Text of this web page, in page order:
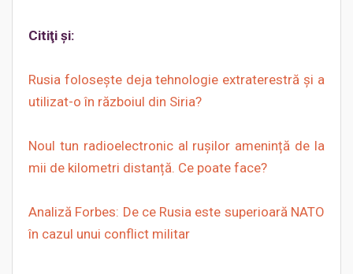
Citiţi şi:
Rusia folosește deja tehnologie extraterestră și a
utilizat-o în războiul din Siria?
Noul tun radioelectronic al rușilor amenință de la
mii de kilometri distanță. Ce poate face?
Analiză Forbes: De ce Rusia este superioară NATO
în cazul unui conflict militar